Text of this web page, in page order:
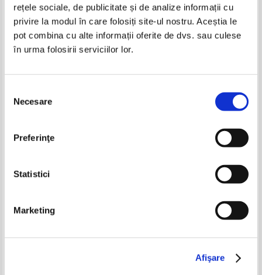
rețele sociale, de publicitate și de analize informații cu
privire la modul în care folosiți site-ul nostru. Aceștia le
pot combina cu alte informații oferite de dvs. sau culese
în urma folosirii serviciilor lor.
consimțământului
Necesare
Preferinţe
Statistici
Marketing
Afişare
O. E. Mihailova - Manual de
gramatica a limbii germane
Pret:32,00Lei 20,80 Lei
Adaugă în coș
Olaru Constantin - Ghid de
conversatie roman-german
pentru incepatori
Pret: 30,00 Lei
Adaugă în coș
-35%
germana. Manual pentru clasa a
Adaugă în coș
Wolfram Klatt - Metoda
Larousse de invatare a limbii
Adaugă în coș